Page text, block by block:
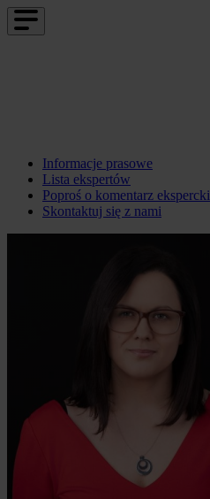
Informacje prasowe
Lista ekspertów
Poproś o komentarz ekspercki
Skontaktuj się z nami